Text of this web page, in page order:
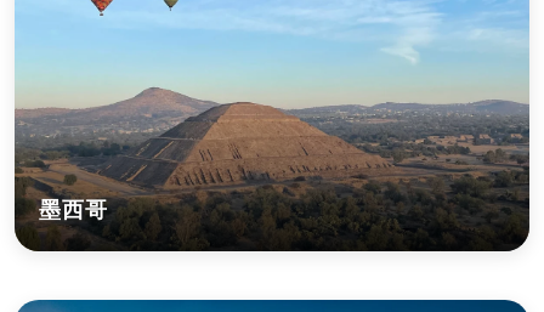
墨西哥